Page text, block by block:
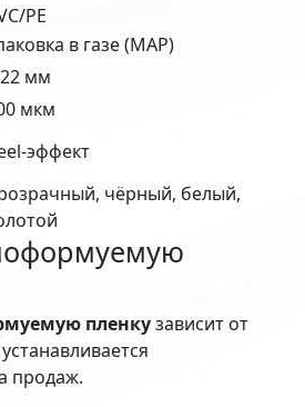
PE
в газе (MAP)
мм
мкм
эффект
чёрный, белый,
пленкузависит от
продаж.